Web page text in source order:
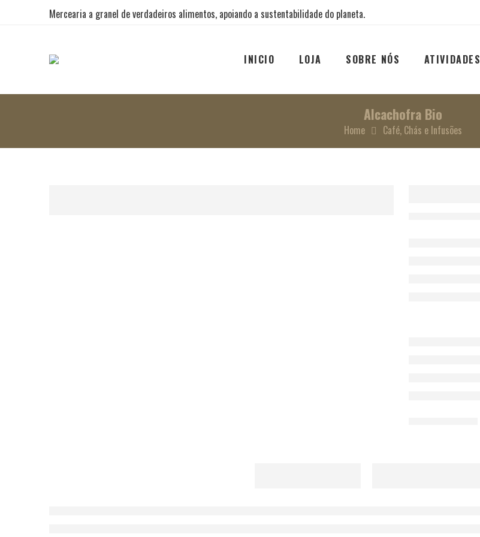
Mercearia a granel de verdadeiros alimentos, apoiando a sustentabilidade do planeta.
INICIO LOJA SOBRE NÓS ATIVIDADES
Alcachofra Bio
Home Café, Chás e Infusões